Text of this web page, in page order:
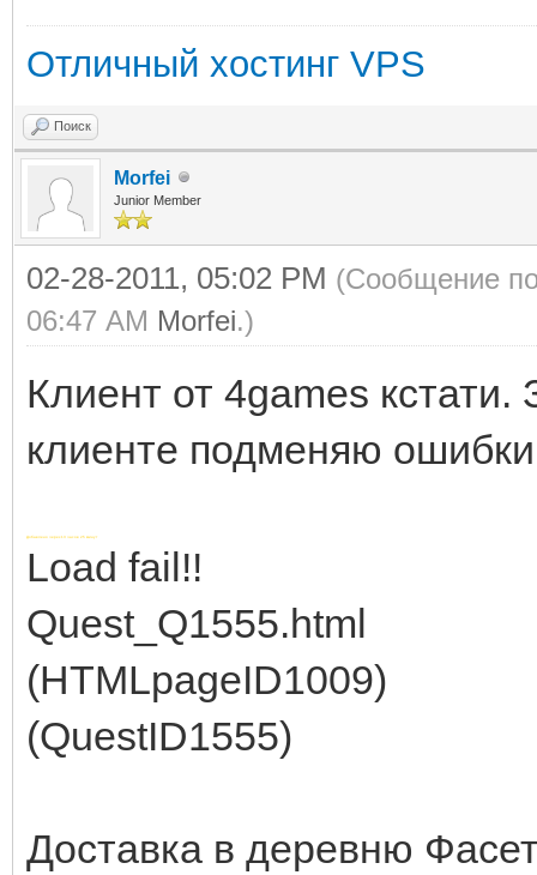
Отличный хостинг VPS
Поиск
Morfei
Junior Member
02-28-2011, 05:02 PM (Сообщение
06:47 AM Morfei.)
Клиент от 4games
клиенте подменяю
Добавлено через 13 часов 25 минут
Load fail!!
Quest_Q1555.html
(HTMLpageID1009)
(QuestID1555)
Доставка в деревню